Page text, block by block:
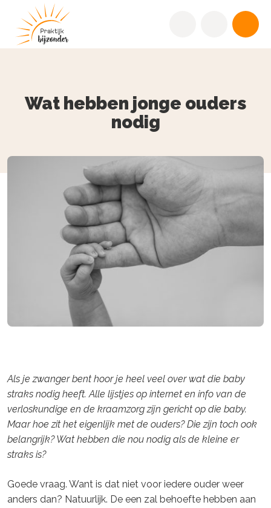
Wat hebben jonge ouders
nodig
Als je zwanger bent hoor je heel veel over wat die baby
straks nodig heeft. Alle lijstjes op internet en info van de
verloskundige en de kraamzorg zijn gericht op die baby.
Maar hoe zit het eigenlijk met de ouders? Die zijn toch ook
belangrijk? Wat hebben die nou nodig als de kleine er
straks is?
Goede vraag. Want is dat niet voor iedere ouder weer
anders dan? Natuurlijk. De een zal behoefte hebben aan